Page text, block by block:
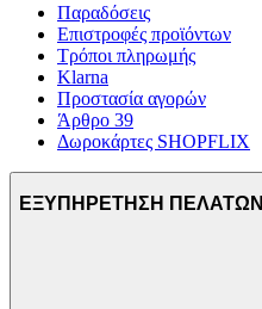
Παραδόσεις
Επιστροφές προϊόντων
Τρόποι πληρωμής
Klarna
Προστασία αγορών
Άρθρο 39
Δωροκάρτες SHOPFLIX
ΕΞΥΠΗΡΕΤΗΣΗ ΠΕΛΑΤΩΝ